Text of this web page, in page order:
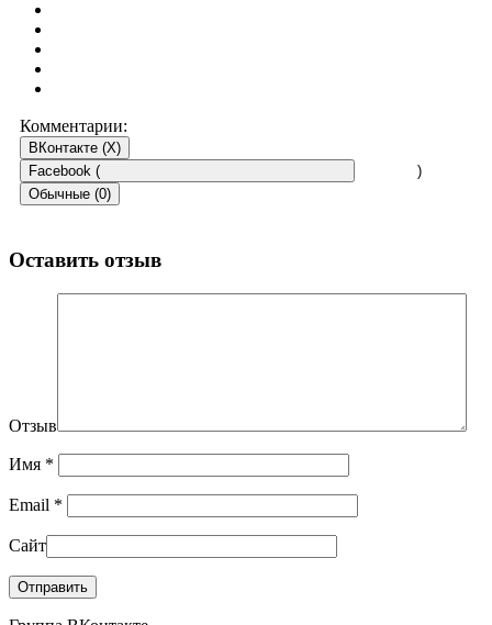
Комментарии:
ВКонтакте (X)
Facebook (
)
Обычные (0)
Оставить отзыв
Отзыв
Имя *
Email *
Сайт